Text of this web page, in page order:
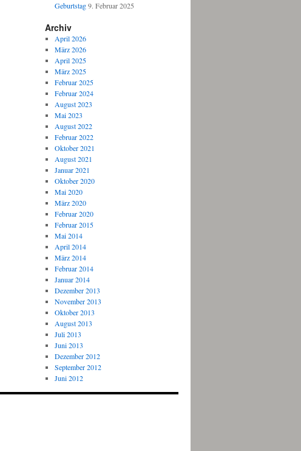
Geburtstag 9. Februar 2025
Archiv
April 2026
März 2026
April 2025
März 2025
Februar 2025
Februar 2024
August 2023
Mai 2023
August 2022
Februar 2022
Oktober 2021
August 2021
Januar 2021
Oktober 2020
Mai 2020
März 2020
Februar 2020
Februar 2015
Mai 2014
April 2014
März 2014
Februar 2014
Januar 2014
Dezember 2013
November 2013
Oktober 2013
August 2013
Juli 2013
Juni 2013
Dezember 2012
September 2012
Juni 2012